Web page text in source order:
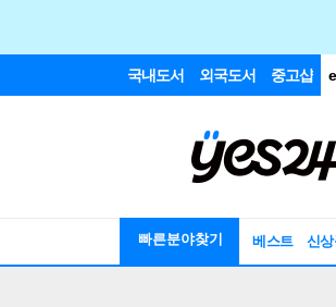
국내도서 외국도서 중고샵
빠른분야찾기 베스트 신상